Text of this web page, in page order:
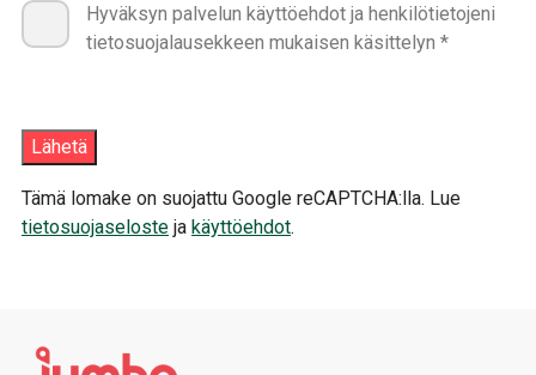
Hyväksyn palvelun käyttöehdot ja henkilötietojeni
tietosuojalausekkeen mukaisen käsittelyn *
Tämä lomake on suojattu Google reCAPTCHA:lla. Lue
tietosuojaseloste ja käyttöehdot.